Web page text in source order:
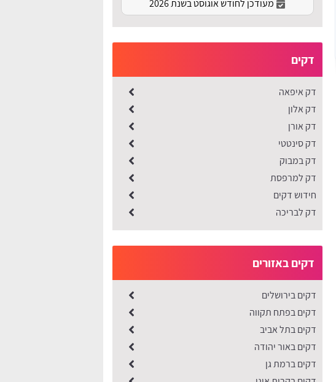
מעודכן לחודש אוגוסט בשנת 2026
דקים
דק איפאה
דק אלון
דק אורן
דק סינטטי
דק במבוק
דק למרפסת
חידוש דקים
דק לבריכה
דקים באזורים
דקים בירושלים
דקים בפתח תקווה
דקים בתל אביב
דקים באור יהודה
דקים ברמת גן